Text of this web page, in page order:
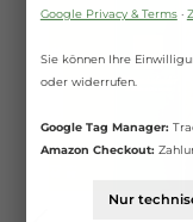
Google Privacy & Terms·
Sie können Ihre
oder widerrufen.
Google Tag Manager:
Amazon Checkout:
Nur